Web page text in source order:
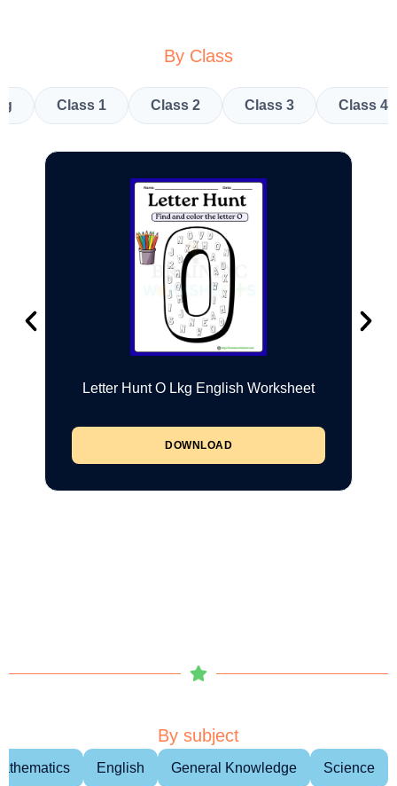
By Class
Class 1 Class 2 Class 3 Class 4
Letter Hunt O Lkg English Worksheet
DOWNLOAD
By subject
English General Knowledge Science